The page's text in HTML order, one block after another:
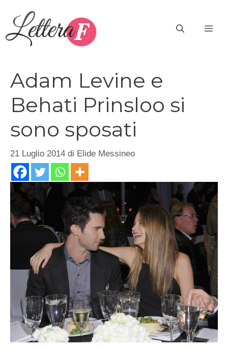
contenuto
Adam Levine e
Behati Prinsloo si
sono sposati
21 Luglio 2014 di Elide Messineo